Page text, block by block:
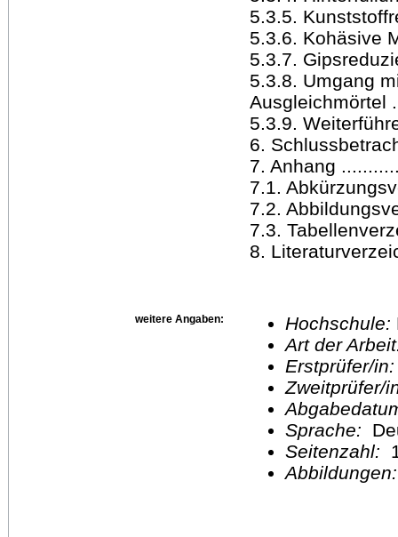
5.3.5.
5.3.6. Kohäsive
5.3.7.
5.3.8. Umgang
Ausgleichmörtel
5.3.9.
6.
7. Anhang
7.1.
7.2.
7.3.
8.
weitere Angaben: Hochschule:
Art der
Erstprüfer/
Sprache:
Seitenzahl: